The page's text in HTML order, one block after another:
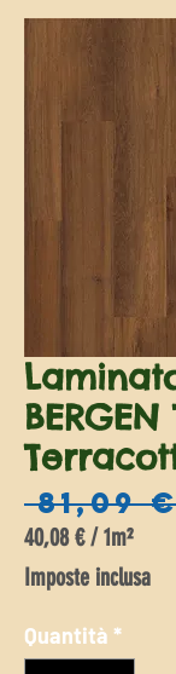
81,09
40,08 € /1m²
40,08 €
ogni
1
Metro
Imposte inclusa
Quantità *